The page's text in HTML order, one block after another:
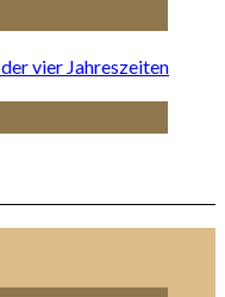
vier Jahreszeiten